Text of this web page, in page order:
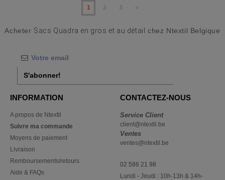
1 2 3 »
Acheter Sacs Quadra en gros et au détail chez Ntextil Belgique
S'abonner!
INFORMATION
A propos de Ntextil
Suivre ma commande
Moyens de paiement
Livraison
Remboursements/retours
Aide & FAQs
CONTACTEZ-NOUS
Service Client
client@ntextil.be
Ventes
ventes@ntextil.be
02 586 21 98
Lundi - Jeudi : 10h-13h & 14h-